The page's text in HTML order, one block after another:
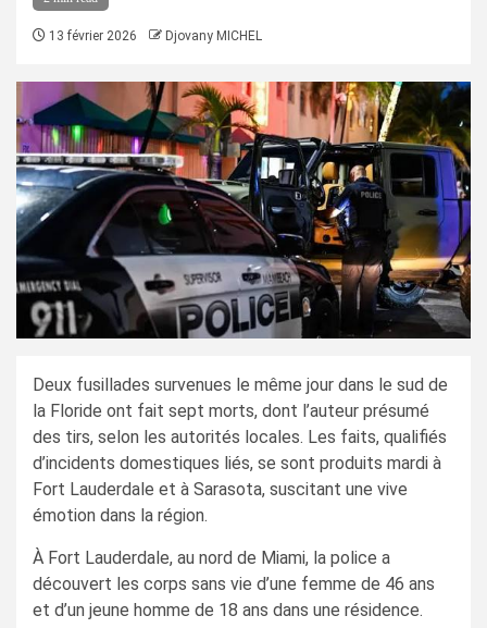
13 février 2026 Djovany MICHEL
Deux fusillades survenues le même jour dans le sud de
la Floride ont fait sept morts, dont l’auteur présumé
des tirs, selon les autorités locales. Les faits, qualifiés
d’incidents domestiques liés, se sont produits mardi à
Fort Lauderdale et à Sarasota, suscitant une vive
émotion dans la région.
À Fort Lauderdale, au nord de Miami, la police a
découvert les corps sans vie d’une femme de 46 ans
et d’un jeune homme de 18 ans dans une résidence.